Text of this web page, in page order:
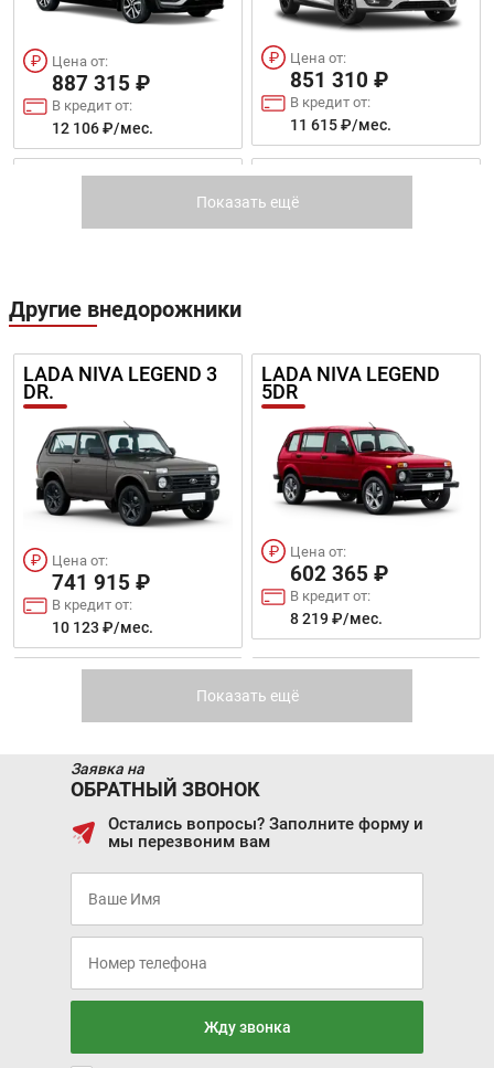
Цена от:
887 315 ₽
В кредит от:
12 106 ₽/мес.
Цена от:
851 310 ₽
В кредит от:
11 615 ₽/мес.
FORD ECOSPORT
Цена от:
855 310 ₽
В кредит от:
11 670 ₽/мес.
KIA RIO
Цена от:
839 310 ₽
В кредит от:
11 451 ₽/мес.
RENAULT LOGAN
Цена от:
799 410 ₽
LADA GRANTA CROSS
Цена от:
838 410 ₽
В кредит от:
11 439 ₽/мес.
LADA GRANTA SPORT
DRIVE ACTIVE
Цена от:
811 065 ₽
В кредит от:
В кредит от:
Показать ещё
Другие внедорожники
LADA NIVA LEGEND 3
DR.
Цена от:
741 915 ₽
В кредит от:
10 123 ₽/мес.
LADA NIVA LEGEND
5DR
Цена от:
602 365 ₽
В кредит от:
8 219 ₽/мес.
419 310 ₽
В кредит от:
5 721 ₽/мес.
3 674 410 ₽
50 133 ₽/мес.
MAZDA CX-5
Показать ещё
Заявка на
ОБРАТНЫЙ ЗВОНОК
Остались вопросы? Заполните форму и
мы перезвоним вам
Жду звонка